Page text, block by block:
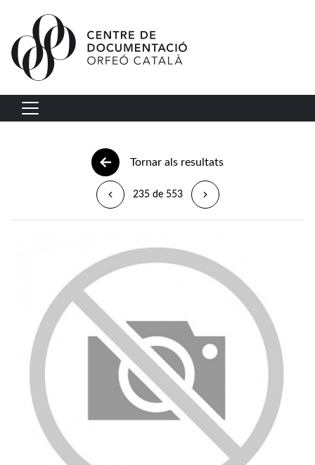
Vés al contingut
Navegació principal
Tornar als resultats
235 de 553